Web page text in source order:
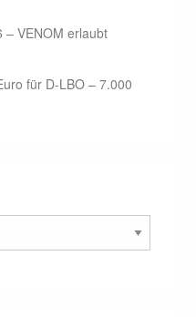
– VENOM erlaubt
für D-LBO – 7.000